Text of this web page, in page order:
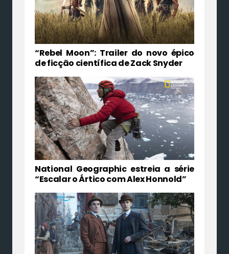
“Rebel Moon”: Trailer do novo épico
de ficção científica de Zack Snyder
National Geographic estreia a série
“Escalar o Ártico com Alex Honnold”